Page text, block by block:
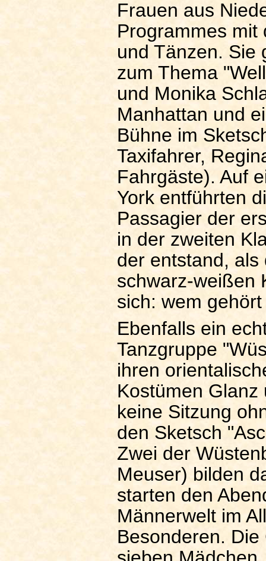
Frauen aus
Programmes mit
und Tänzen. Sie
zum Thema
und Monika
Manhattan und
Bühne im
Taxifahrer,
Fahrgäste). Auf
York entführten
Passagier der
in der zweiten
der entstand, als
schwarz-weißen
sich: wem
Ebenfalls ein
Tanzgruppe
ihren
Kostümen
keine Sitzung
den Sketsch
Zwei der
Meuser) bilden
starten den
Männerwelt im
Besonderen.